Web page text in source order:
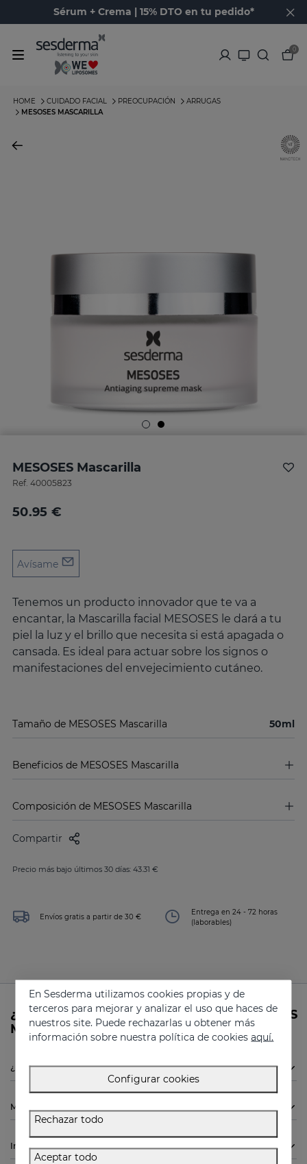
Sérum + Crema | 15% DTO en tu pedido*
0
HOME CUIDADO FACIAL PREOCUPACIÓN
ARRUGAS
MESOSES MASCARILLA
MESOSES Mascarilla
Ref. 40005823
50.95 €
Avísame
Tenemos un producto innovador que te va a
encantar, la Mascarilla facial MESOSES le dará a tu
piel la luz y el brillo que necesita si está apagada o
cansada. Es ideal para actuar sobre los signos o
manifestaciones del envejecimiento cutáneo.
Tamaño de MESOSES Mascarilla 50ml
Beneficios de MESOSES Mascarilla
Composición de MESOSES Mascarilla
Compartir
Precio más bajo últimos 30 días: 43.31 €
Envíos gratis a partir de 30 €
Entrega en 24 - 72 horas
(laborables)
¿Necesitas más información sobre MESOSES
Mascarilla de Sesderma?
¿Está indicado el MESOSES Mascarilla de Sesderma para mí?
Modo de empleo
Ingredientes
En Sesderma utilizamos cookies propias y de
terceros para mejorar y analizar el uso que haces de
nuestros site. Puede rechazarlas u obtener más
información sobre nuestra política de cookiesaquí.
Configurar cookies
Rechazar todo
Aceptar todo